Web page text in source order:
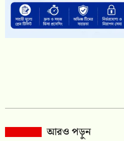
আরও পড়ুন